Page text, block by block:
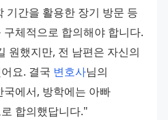
기간을 활용한 장기 방문 등
체적으로 합의해야 합니다.
원했지만, 전 남편은 자신의
요. 결국 변호사님의
에서, 방학에는 아빠
합의했답니다."